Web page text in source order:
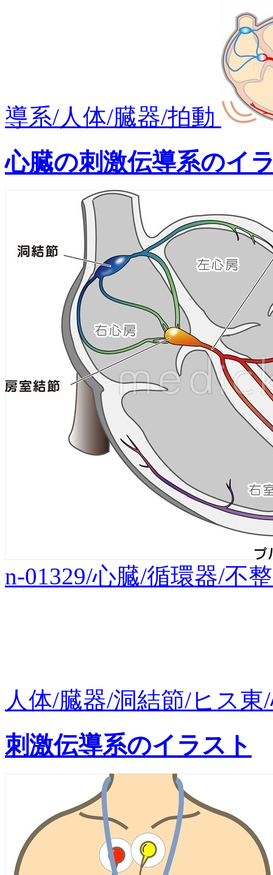
導系/人体/臓器/拍動
心臓の刺激伝導系のイ
n-01329/心臓/循環器/不
人体/臓器/洞結節/ヒス東
刺激伝導系のイラスト